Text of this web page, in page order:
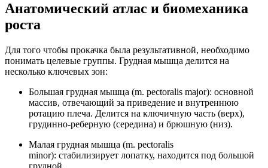
Анатомический атлас и биомеханика
роста
Для того чтобы прокачка была результативной, необходимо
понимать целевые группы. Грудная мышца делится на
несколько ключевых зон:
Большая грудная мышца (m. pectoralis major): основной
массив, отвечающий за приведение и внутреннюю
ротацию плеча. Делится на ключичную часть (верх),
грудинно-реберную (середина) и брюшную (низ).
Малая грудная мышца (m. pectoralis
minor): стабилизирует лопатку, находится под большой